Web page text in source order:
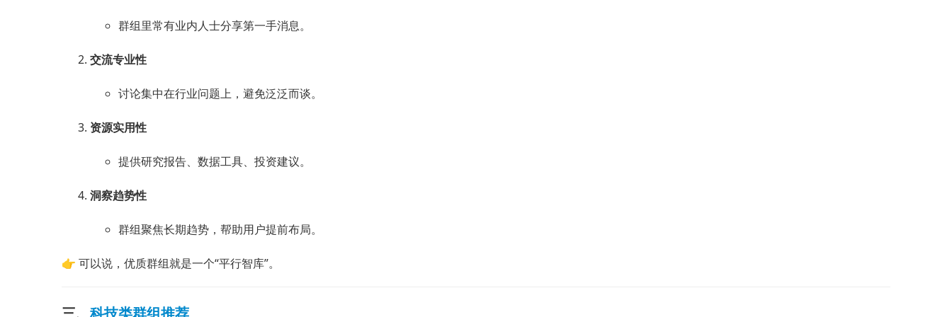
群组里常有业内人士分享第一手消息。
交流专业性
讨论集中在行业问题上，避免泛泛而谈。
资源实用性
提供研究报告、数据工具、投资建议。
洞察趋势性
群组聚焦长期趋势，帮助用户提前布局。
👉 可以说，优质群组就是一个“平行智库”。